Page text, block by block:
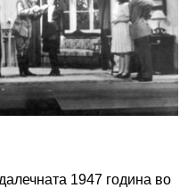
1947 година во